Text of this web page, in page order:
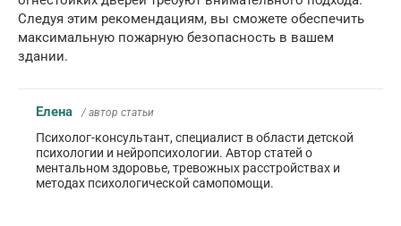
Следуя этим рекомендациям, вы сможете обеспечить
максимальную пожарную безопасность в вашем
здании.
Елена / автор статьи
Психолог-консультант, специалист в области детской
психологии и нейропсихологии. Автор статей о
ментальном здоровье, тревожных расстройствах и
методах психологической самопомощи.